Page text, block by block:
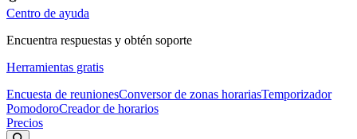
Centro de ayuda
Encuentra respuestas y obtén soporte
Herramientas gratis
Encuesta de reunionesConversor de zonas horariasTemporizador
PomodoroCreador de horarios
Precios